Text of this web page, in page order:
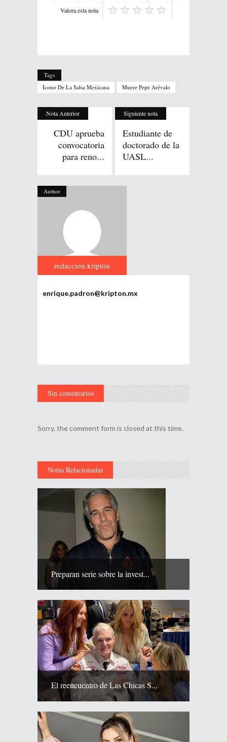
Valora esta nota
Tags
Ícono De La Salsa Mexicana
Muere Pepe Arévalo
Nota Anterior
CDU aprueba
convocatoria
para reno...
Siguiente nota
Estudiante de
doctorado de la
UASL...
Author
redaccion kriptón
enrique.padron@kripton.mx
Sin comentarios
Sorry, the comment form is closed at this time.
Notas Relacionadas
Preparan serie sobre la invest...
El reencuentro de Las Chicas S...